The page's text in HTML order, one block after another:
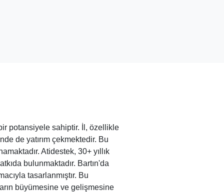
potansiyele sahiptir. İl, özellikle
de yatırım çekmektedir. Bu
Atidestek, 30+ yıllık
bulunmaktadır. Bartın'da
tasarlanmıştır. Bu
büyümesine ve gelişmesine